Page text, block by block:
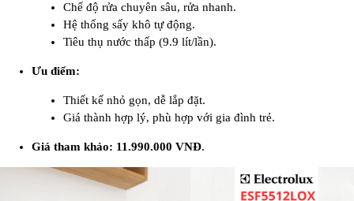
Chế độ rửa chuyên sâu, rửa nhanh.
Hệ thống sấy khô tự động.
Tiêu thụ nước thấp (9.9 lít/lần).
Ưu điểm:
Thiết kế nhỏ gọn, dễ lắp đặt.
Giá thành hợp lý, phù hợp với gia đình trẻ.
Giá tham khảo: 11.990.000 VNĐ.